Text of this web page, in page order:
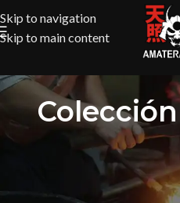
Skip to navigation
Skip to main content
Colección Medieval